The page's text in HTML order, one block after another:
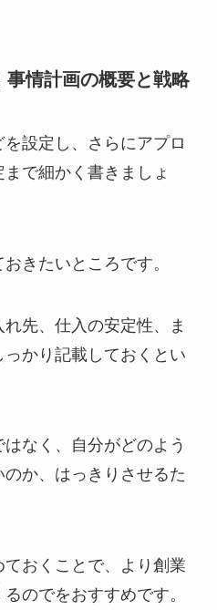
情計画の概要と戦略
設定し、さらにアプロ
で細かく書きましょ
きたいところです。
先、仕入の安定性、ま
かり記載しておくとい
なく、自分がどのよう
か、はっきりさせるた
おくことで、より創業
のでをおすすめです。